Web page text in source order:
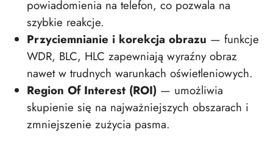
powiadomienia na telefon, co pozwala na
szybkie reakcje.
Przyciemnianie i korekcja obrazu — funkcje
WDR, BLC, HLC zapewniają wyraźny obraz
nawet w trudnych warunkach oświetleniowych.
Region Of Interest (ROI) — umożliwia
skupienie się na najważniejszych obszarach i
zmniejszenie zużycia pasma.